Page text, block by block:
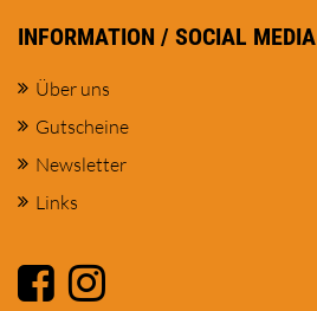
INFORMATION / SOCIAL MEDIA
Über uns
Gutscheine
Newsletter
Links